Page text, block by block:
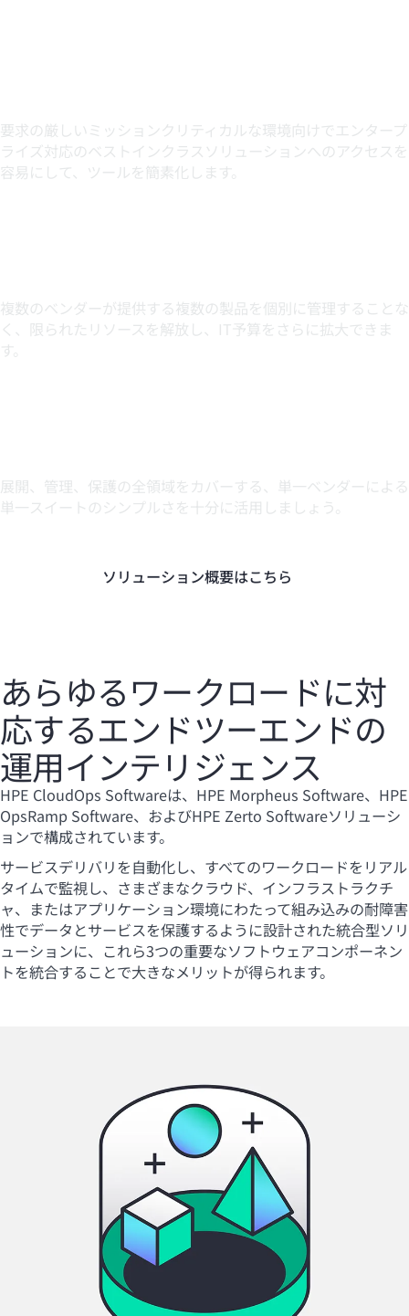
要求の厳しいミッションクリティカルな環境向けでエンタープ
ライズ対応のベストインクラスソリューションへのアクセスを
容易にして、ツールを簡素化します。
複数のベンダーが提供する複数の製品を個別に管理することな
く、限られたリソースを解放し、IT予算をさらに拡大できま
す。
展開、管理、保護の全領域をカバーする、単一ベンダーによる
単一スイートのシンプルさを十分に活用しましょう。
ソリューション概要はこちら
あらゆるワークロードに対
応するエンドツーエンドの
運用インテリジェンス
HPE CloudOps Softwareは、HPE Morpheus Software、HPE
OpsRamp Software、およびHPE Zerto Softwareソリューシ
ョンで構成されています。
サービスデリバリを自動化し、すべてのワークロードをリアル
タイムで監視し、さまざまなクラウド、インフラストラクチ
ャ、またはアプリケーション環境にわたって組み込みの耐障害
性でデータとサービスを保護するように設計された統合型ソリ
ューションに、これら3つの重要なソフトウェアコンポーネン
トを統合することで大きなメリットが得られます。